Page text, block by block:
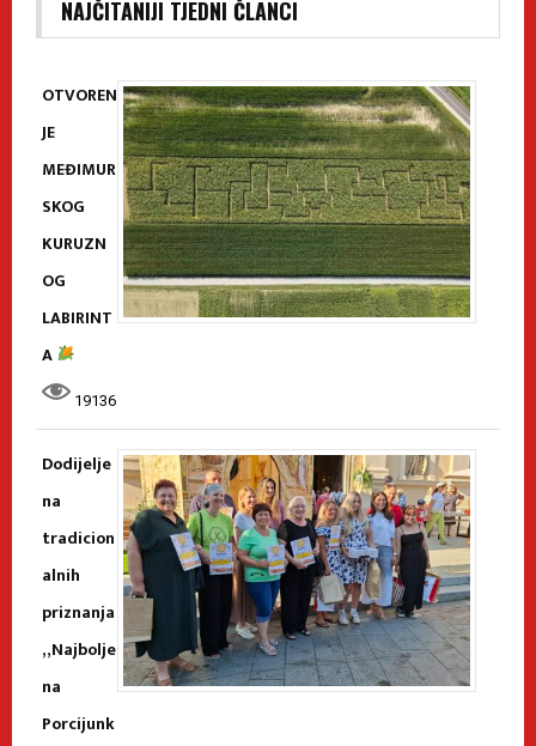
NAJČITANIJI TJEDNI ČLANCI
OTVOREN
JE
MEĐIMUR
SKOG
KURUZN
OG
LABIRINT
A
19136
Dodijelje
na
tradicion
alnih
priznanja
„Najbolje
na
Porcijunk